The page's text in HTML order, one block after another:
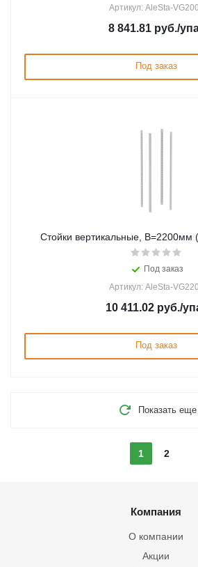
Артикул: AleSta-
8 841.81руб./
Под заказ
Стойки вертикальные, В=2200мм
Под заказ
Артикул: AleSta-
10 411.02руб./
Под заказ
Показать еще
1 2
Компания
О компании
Акции